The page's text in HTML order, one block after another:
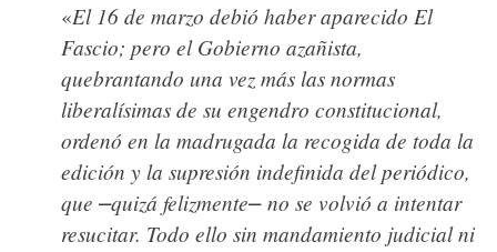
«El 16 de marzo debió haber aparecido El
Fascio; pero el Gobierno azañista,
quebrantando una vez más las normas
liberalísimas de su engendro constitucional,
ordenó en la madrugada la recogida de toda la
edición y la supresión indefinida del periódico,
que ⎼quizá felizmente⎼no se volvió a intentar
resucitar. Todo ello sin mandamiento judicial ni